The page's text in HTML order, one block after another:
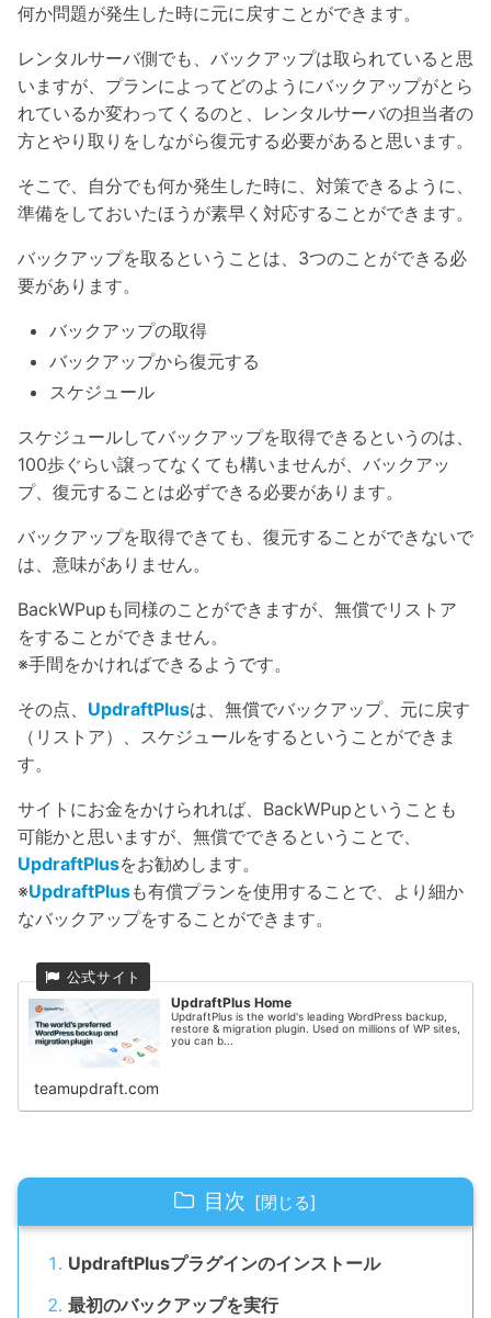
何か問題が発生した時に元に戻すことができます。
レンタルサーバ側でも、バックアップは取られていると思
いますが、プランによってどのようにバックアップがとら
れているか変わってくるのと、レンタルサーバの担当者の
方とやり取りをしながら復元する必要があると思います。
そこで、自分でも何か発生した時に、対策できるように、
準備をしておいたほうが素早く対応することができます。
バックアップを取るということは、3つのことができる必
要があります。
バックアップの取得
バックアップから復元する
スケジュール
スケジュールしてバックアップを取得できるというのは、
100歩ぐらい譲ってなくても構いませんが、バックアッ
プ、復元することは必ずできる必要があります。
バックアップを取得できても、復元することができないで
は、意味がありません。
BackWPupも同様のことができますが、無償でリストア
をすることができません。
※手間をかければできるようです。
その点、 UpdraftPlusは、無償でバックアップ、元に戻す
（リストア）、スケジュールをするということができま
す。
サイトにお金をかけられれば、BackWPupということも
可能かと思いますが、無償でできるということで、
UpdraftPlusをお勧めします。
※UpdraftPlusも有償プランを使用することで、より細か
なバックアップをすることができます。
UpdraftPlus Home
UpdraftPlus is the world's leading WordPress backup,
restore & migration plugin. Used on millions of WP sites,
you can b...
teamupdraft.com
目次
UpdraftPlusプラグインのインストール
最初のバックアップを実行